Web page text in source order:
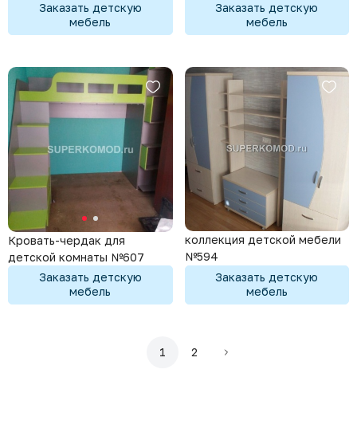
Заказать детскую
мебель
Заказать детскую
мебель
Кровать-чердак для
детской комнаты №607
Заказать детскую
мебель
коллекция детской мебели
№594
Заказать детскую
мебель
1 2